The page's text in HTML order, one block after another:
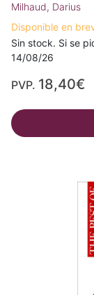
Milhaud, Darius
Disponible en
Sin stock. Si se
14/08/26
PVP. 18,40€